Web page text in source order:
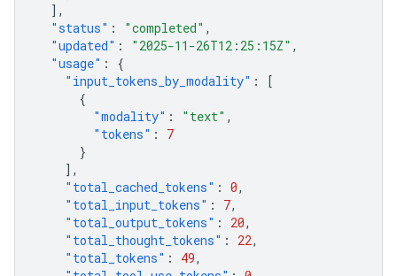
],
"status" : "completed" ,
"updated" : "2025-11-26T12:25:15Z" ,
"usage" :
{
"input_tokens_by_modality" :
[
{
"modality" : "text" ,
"tokens" :
7
}
],
"total_cached_tokens" : 0,
"total_input_tokens" : 7,
"total_output_tokens" : 20,
"total_thought_tokens" : 22,
"total_tokens" : 49,